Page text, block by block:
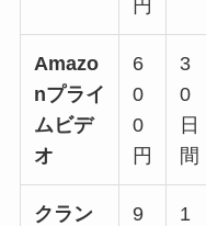
円
Amazo
nプライ
ムビデ
オ
6
0
0
円
3
0
日
間
クラン
9
1